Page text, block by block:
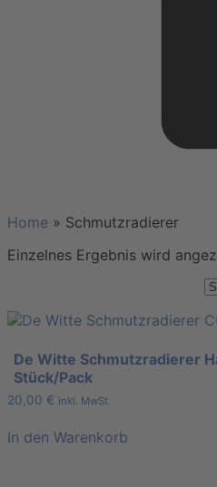
Home » Schmutzradierer
Einzelnes Ergebnis wird
De Witte Schmutzradierer
Stück/Pack
20,00 € inkl. MwSt
In den Warenkorb